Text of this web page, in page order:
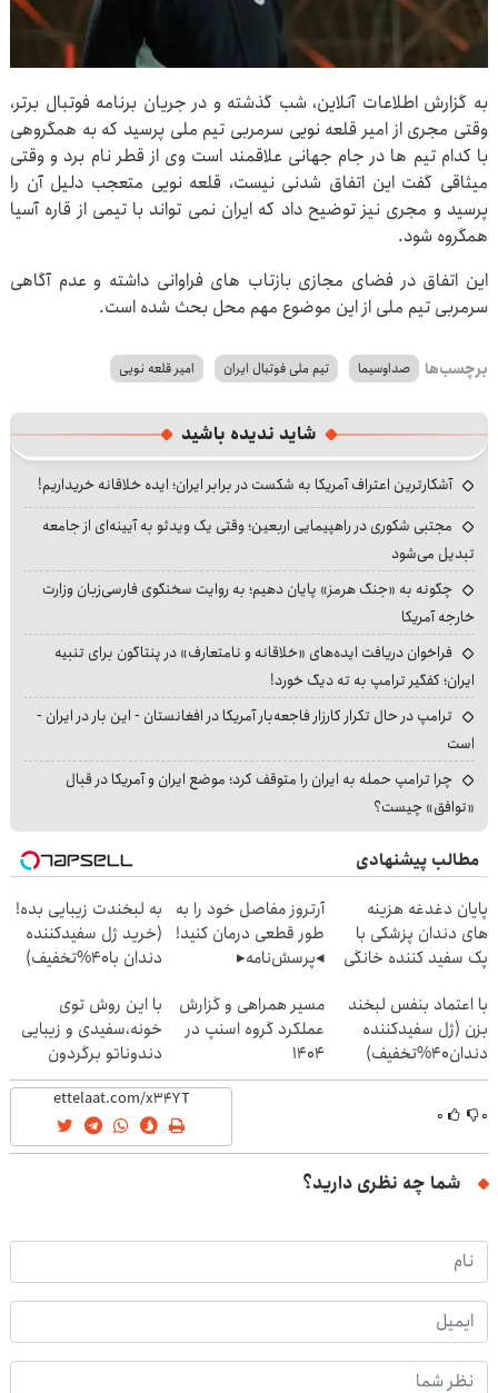
به گزارش اطلاعات آنلاین، شب گذشته و در جریان برنامه فوتبال برتر،
وقتی مجری از امیر قلعه نویی سرمربی تیم ملی پرسید که به همگروهی
با کدام تیم ها در جام جهانی علاقمند است وی از قطر نام برد و وقتی
میثاقی گفت این اتفاق شدنی نیست، قلعه نویی متعجب دلیل آن را
پرسید و مجری نیز توضیح داد که ایران نمی تواند با تیمی از قاره آسیا
همگروه شود.
این اتفاق در فضای مجازی بازتاب های فراوانی داشته و عدم آگاهی
سرمربی تیم ملی از این موضوع مهم محل بحث شده است.
برچسب‌ها صداوسیما تیم ملی فوتبال ایران امیر قلعه نویی
شاید ندیده باشید
آشکارترین اعتراف آمریکا به شکست در برابر ایران؛ ایده خلاقانه خریداریم!
مجتبی شکوری در راهپیمایی اربعین؛ وقتی یک ویدئو به آیینه‌ای از جامعه
تبدیل می‌شود
چگونه به «جنگ هرمز» پایان دهیم؛ به روایت سخنگوی فارسی‌زبان وزارت
خارجه آمریکا
فراخوان دریافت ایده‌های «خلاقانه و نامتعارف» در پنتاگون برای تنبیه
ایران؛ کفگیر ترامپ به ته دیگ خورد!
ترامپ در حال تکرار کارزار فاجعه‌بار آمریکا در افغانستان - این بار در ایران -
است
چرا ترامپ حمله به ایران را متوقف کرد؛ موضع ایران و آمریکا در قبال
«توافق» چیست؟
مطالب پیشنهادی
پایان دغدغه هزینه
های دندان پزشکی با
پک سفید کننده خانگی
آرتروز مفاصل خود را به
طور قطعی درمان کنید!
◂پرسش‌نامه▸
به لبخندت زیبایی بده!
(خرید ژل سفیدکننده
دندان با40%تخفیف)
با اعتماد بنفس لبخند
بزن (ژل سفیدکننده
دندان40%تخفیف)
مسیر همراهی و گزارش
عملکرد گروه اسنپ در
۱۴۰۴
با این روش توی
خونه،سفیدی و زیبایی
دندوناتو برگردون
(40%off)
۰ ۰
شما چه نظری دارید؟